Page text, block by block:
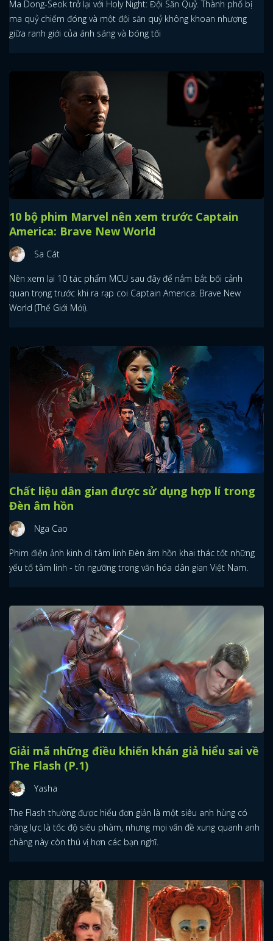
Ma Dong-Seok trở lại với Holy Night: Đội Săn Quỷ. Thành phố bị
ma quỷ chiếm đóng và một đội săn quỷ không khoan nhượng
giữa ranh giới của ánh sáng và bóng tối
10 bộ phim Marvel nên xem trước Captain
America: Brave New World
Sa Cát
Nên xem lại 10 tác phẩm MCU sau đây để nắm bắt bối cảnh
quan trọng trước khi ra rạp coi Captain America: Brave New
World (Thế Giới Mới).
Chất liệu dân gian được sử dụng hợp lí trong
Đèn âm hồn
Nga Cao
Phim điện ảnh kinh dị tâm linh Đèn âm hồn khai thác tốt những
yếu tố tâm linh - tín ngưỡng trong văn hóa dân gian Việt Nam.
Giải mã những điều khiến khán giả hiểu sai về
The Flash (P.1)
Yasha
The Flash thường được hiểu đơn giản là một siêu anh hùng có
năng lực là tốc độ siêu phàm, nhưng mọi vấn đề xung quanh anh
chàng này còn thú vị hơn các bạn nghĩ.